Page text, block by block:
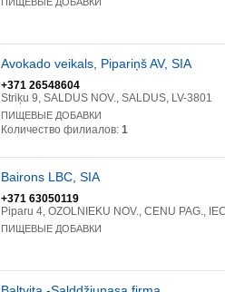
Avokado veikals, Pipariņš AV, SIA
+371 26548604
Striķu 9, SALDUS NOV., SALDUS, LV-3801
ПИЩЕВЫЕ ДОБАВКИ
Количество филиалов: 1
Bairons LBC, SIA
+371 63050119
Piparu 4, OZOLNIEKU NOV., CENU PAG.,
ПИЩЕВЫЕ ДОБАВКИ